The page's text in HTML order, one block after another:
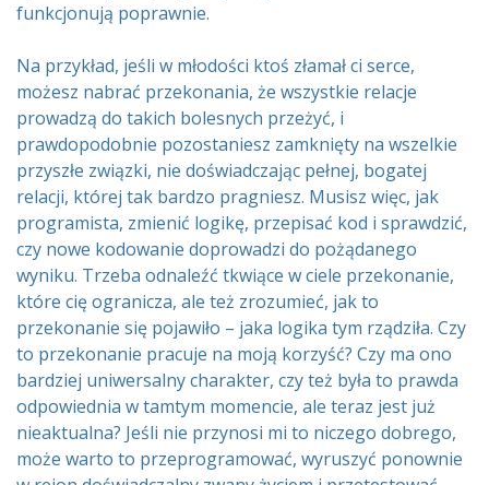
funkcjonują poprawnie.
Na przykład, jeśli w młodości ktoś złamał ci serce,
możesz nabrać przekonania, że wszystkie relacje
prowadzą do takich bolesnych przeżyć, i
prawdopodobnie pozostaniesz zamknięty na wszelkie
przyszłe związki, nie doświadczając pełnej, bogatej
relacji, której tak bardzo pragniesz. Musisz więc, jak
programista, zmienić logikę, przepisać kod i sprawdzić,
czy nowe kodowanie doprowadzi do pożądanego
wyniku. Trzeba odnaleźć tkwiące w ciele przekonanie,
które cię ogranicza, ale też zrozumieć, jak to
przekonanie się pojawiło – jaka logika tym rządziła. Czy
to przekonanie pracuje na moją korzyść? Czy ma ono
bardziej uniwersalny charakter, czy też była to prawda
odpowiednia w tamtym momencie, ale teraz jest już
nieaktualna? Jeśli nie przynosi mi to niczego dobrego,
może warto to przeprogramować, wyruszyć ponownie